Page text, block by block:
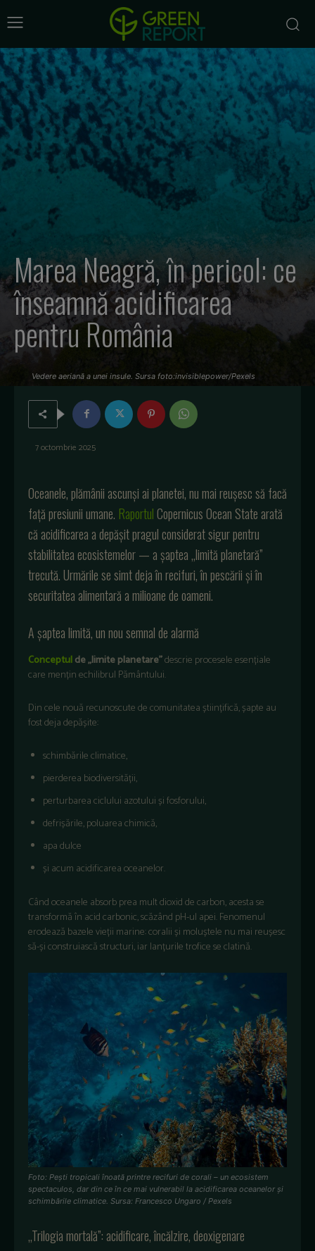
Marea Neagră, în pericol: ce
înseamnă acidificarea
pentru România
Vedere aeriană a unei insule. Sursa foto:invisiblepower/Pexels
7 octombrie 2025
Oceanele, plămânii ascunși ai planetei, nu mai reușesc să facă
față presiunii umane. RaportulCopernicus Ocean State arată
că acidificarea a depășit pragul considerat sigur pentru
stabilitatea ecosistemelor — a șaptea „limită planetară”
trecută. Urmările se simt deja în recifuri, în pescării și în
securitatea alimentară a milioane de oameni.
A șaptea limită, un nou semnal de alarmă
Conceptulde „limite planetare”descrie procesele esențiale
care mențin echilibrul Pământului.
Din cele nouă recunoscute de comunitatea științifică, șapte au
fost deja depășite:
schimbările climatice,
pierderea biodiversității,
perturbarea ciclului azotului și fosforului,
defrișările, poluarea chimică,
apa dulce
și acum acidificarea oceanelor.
Când oceanele absorb prea mult dioxid de carbon, acesta se
transformă în acid carbonic, scăzând pH-ul apei. Fenomenul
erodează bazele vieții marine: coralii și moluștele nu mai reușesc
să-și construiască structuri, iar lanțurile trofice se clatină.
Foto: Pești tropicali înoată printre recifuri de corali – un ecosistem
spectaculos, dar din ce în ce mai vulnerabil la acidificarea oceanelor și
schimbările climatice. Sursa: Francesco Ungaro / Pexels
„Trilogia mortală”: acidificare, încălzire, deoxigenare